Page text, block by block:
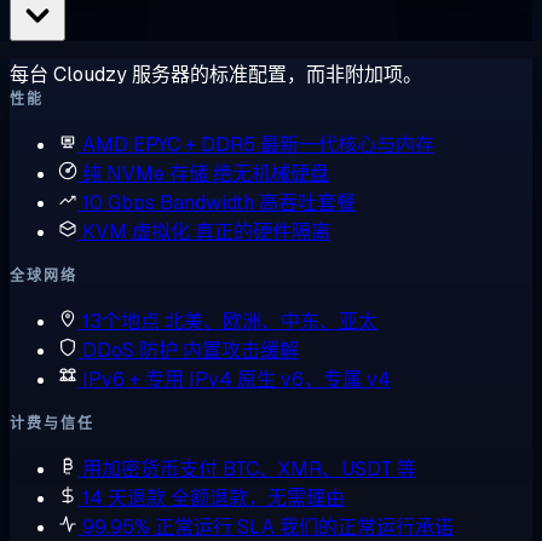
每台 Cloudzy 服务器的标准配置，而非附加项。
性能
AMD EPYC + DDR5 最新一代核心与内存
纯 NVMe 存储绝无机械硬盘
10 Gbps Bandwidth 高吞吐套餐
KVM 虚拟化 真正的硬件隔离
全球网络
13个地点 北美、欧洲、中东、亚太
DDoS 防护 内置攻击缓解
IPv6 + 专用 IPv4 原生 v6，专属 v4
计费与信任
用加密货币支付 BTC、XMR、USDT 等
14 天退款全额退款，无需理由
99.95% 正常运行 SLA我们的正常运行承诺